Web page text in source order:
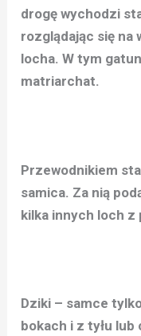
drogę wychodzi
rozglądając się na
locha. W tym
matriarchat.
Przewodnikiem
samica. Za nią
kilka innych loch z
Dziki – samce
bokach i z tyłu